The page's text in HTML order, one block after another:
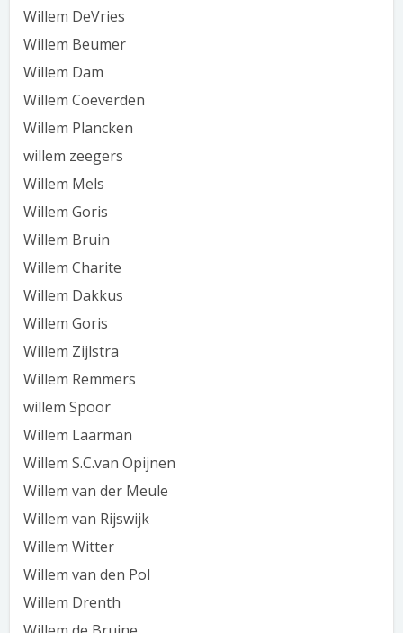
Willem DeVries
Willem Beumer
Willem Dam
Willem Coeverden
Willem Plancken
willem zeegers
Willem Mels
Willem Goris
Willem Bruin
Willem Charite
Willem Dakkus
Willem Goris
Willem Zijlstra
Willem Remmers
willem Spoor
Willem Laarman
Willem S.C.van Opijnen
Willem van der Meule
Willem van Rijswijk
Willem Witter
Willem van den Pol
Willem Drenth